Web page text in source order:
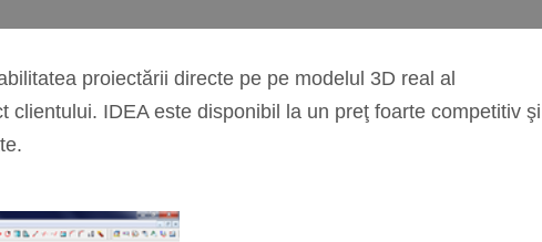
proiectării directe pe pe modelul 3D real al
IDEA este disponibil la un preţ foarte competitiv şi